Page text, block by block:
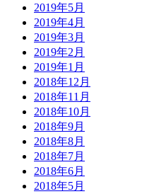
2019年5月
2019年4月
2019年3月
2019年2月
2019年1月
2018年12月
2018年11月
2018年10月
2018年9月
2018年8月
2018年7月
2018年6月
2018年5月